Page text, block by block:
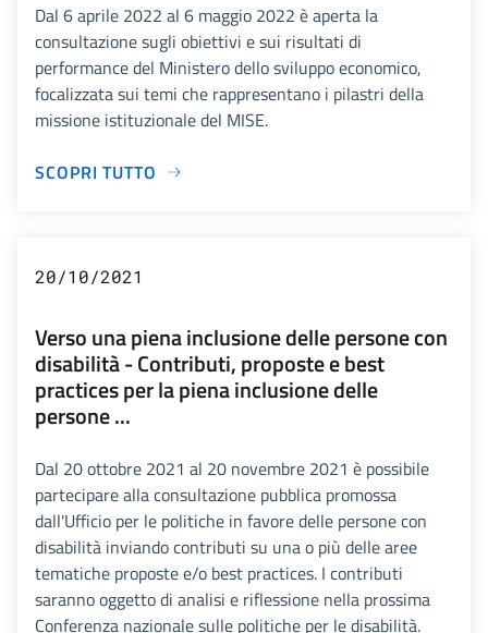
Dal 6 aprile 2022 al 6 maggio 2022 è aperta la
consultazione sugli obiettivi e sui risultati di
performance del Ministero dello sviluppo economico,
focalizzata sui temi che rappresentano i pilastri della
missione istituzionale del MISE.
SCOPRI TUTTO
20/10/2021
Verso una piena inclusione delle persone con
disabilità - Contributi, proposte e best
practices per la piena inclusione delle
persone ...
Dal 20 ottobre 2021 al 20 novembre 2021 è possibile
partecipare alla consultazione pubblica promossa
dall'Ufficio per le politiche in favore delle persone con
disabilità inviando contributi su una o più delle aree
tematiche proposte e/o best practices. I contributi
saranno oggetto di analisi e riflessione nella prossima
Conferenza nazionale sulle politiche per le disabilità.